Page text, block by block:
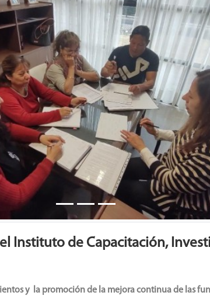
Instituto de Capacitación,
y la promoción de la mejora continua de las